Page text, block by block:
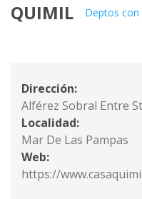
QUIMIL Deptos con
Dirección:
Alférez Sobral Entre
Localidad:
Mar De Las Pampas
Web:
https://